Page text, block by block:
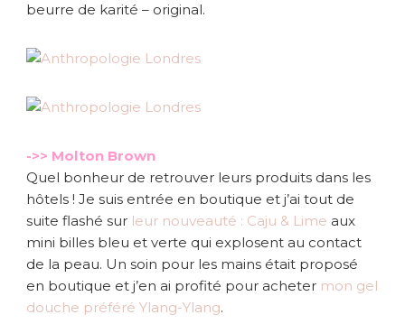
beurre de karité – original.
->> Molton Brown
Quel bonheur de retrouver leurs produits dans les
hôtels ! Je suis entrée en boutique et j’ai tout de
suite flashé sur leur nouveauté : Caju & Lime aux
mini billes bleu et verte qui explosent au contact
de la peau. Un soin pour les mains était proposé
en boutique et j’en ai profité pour acheter mon gel
douche préféré Ylang-Ylang.